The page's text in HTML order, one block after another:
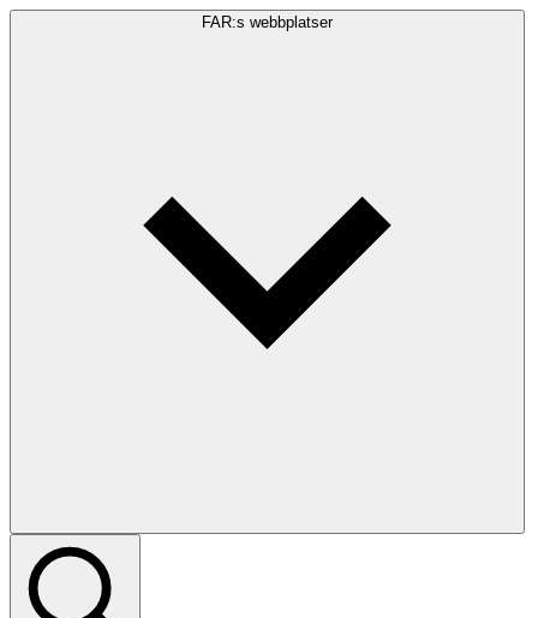
FAR:s webbplatser